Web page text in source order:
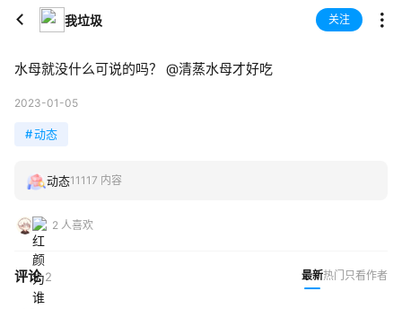
我垃圾 关注
水母就没什么可说的吗？ @清蒸水母才好吃
2023-01-05
#动态
动态11117 内容
2 人喜欢
评论2 最新热门 只看作者